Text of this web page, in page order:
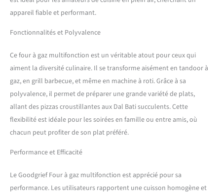
appareil fiable et performant.
Fonctionnalités et Polyvalence
Ce four à gaz multifonction est un véritable atout pour ceux qui
aiment la diversité culinaire. Il se transforme aisément en tandoor à
gaz, en grill barbecue, et même en machine à roti. Grâce à sa
polyvalence, il permet de préparer une grande variété de plats,
allant des pizzas croustillantes aux Dal Bati succulents. Cette
flexibilité est idéale pour les soirées en famille ou entre amis, où
chacun peut profiter de son plat préféré.
Performance et Efficacité
Le Goodgrief Four à gaz multifonction est apprécié pour sa
performance. Les utilisateurs rapportent une cuisson homogène et